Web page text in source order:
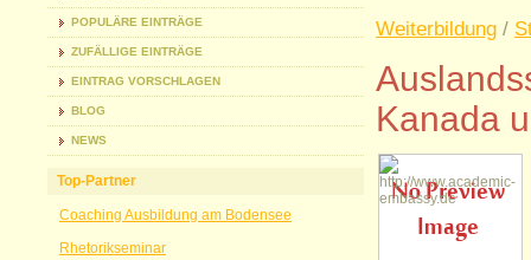
POPULÄRE EINTRÄGE
ZUFÄLLIGE EINTRÄGE
EINTRAG VORSCHLAGEN
BLOG
NEWS
Top-Partner
Coaching Ausbildung am Bodensee
Rhetorikseminar
Weiterbildung /
Kanada